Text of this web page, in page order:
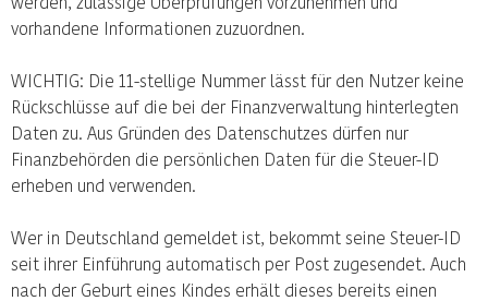
vorhandene Informationen zuzuordnen.
WICHTIG: Die 11-stellige Nummer lässt für den Nutzer keine
Rückschlüsse auf die bei der Finanzverwaltung hinterlegten
Daten zu. Aus Gründen des Datenschutzes dürfen nur
Finanzbehörden die persönlichen Daten für die Steuer-ID
erheben und verwenden.
Wer in Deutschland gemeldet ist, bekommt seine Steuer-ID
seit ihrer Einführung automatisch per Post zugesendet. Auch
nach der Geburt eines Kindes erhält dieses bereits einen